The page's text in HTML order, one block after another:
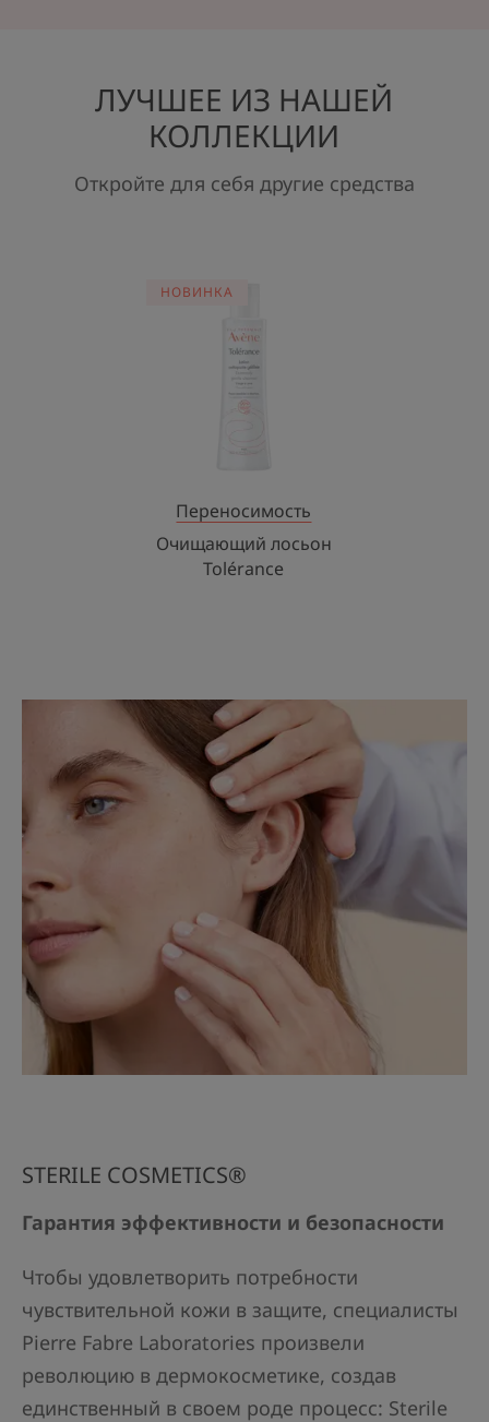
ЛУЧШЕЕ ИЗ НАШЕЙ
КОЛЛЕКЦИИ
Откройте для себя другие средства
Tolérance
НОВИНКА
Переносимость
Очищающий лосьон
Tolérance
STERILE COSMETICS®
Гарантия эффективности и безопасности
Чтобы удовлетворить потребности
чувствительной кожи в защите, специалисты
Pierre Fabre Laboratories произвели
революцию в дермокосметике, создав
единственный в своем роде процесс: Sterile